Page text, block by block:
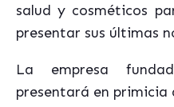
salud y cosméticos
presentar sus últimas
La empresa
presentará en primicia